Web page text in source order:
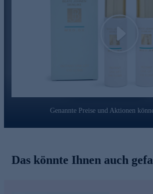
sichtbar entgegenwirken.
Das schützende Augen Elixir jetzt
Play
Genannte Preise und Aktionen
Das könnte Ihnen auch